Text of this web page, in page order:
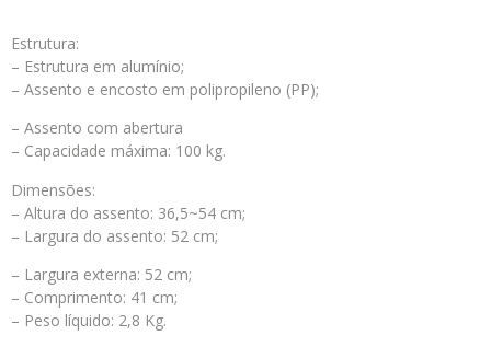
Estrutura:
– Estrutura em alumínio;
– Assento e encosto em polipropileno (PP);
– Assento com abertura
– Capacidade máxima: 100 kg.
Dimensões:
– Altura do assento: 36,5~54 cm;
– Largura do assento: 52 cm;
– Largura externa: 52 cm;
– Comprimento: 41 cm;
– Peso líquido: 2,8 Kg.